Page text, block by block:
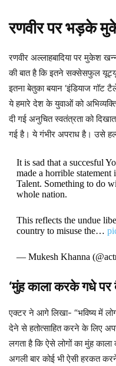
रणवीर पर भड़के
रणवीर अल्लाहबादिया पर मुकेश
की बात है कि इतने सक्सेसफुल
इतना बेतुका बयान ‘इंडियाज गॉट
ये हमारे देश के युवाओं को
दी गई अनुचित स्वतंत्रता को
गई है। ये गंभीर अपराध है। उसे
It is sad that a succesful
made a horrible
Talent. Something to do
whole nation.
This reflects the undue
country to misuse the…
— Mukesh Khanna
‘मुंह काला करके गधे पर
एक्टर ने आगे लिखा- “भविष्य में
देने से हतोत्साहित करने के लिए
लगता है कि ऐसे लोगों का मुंह
अगली बार कोई भी ऐसी हरकत